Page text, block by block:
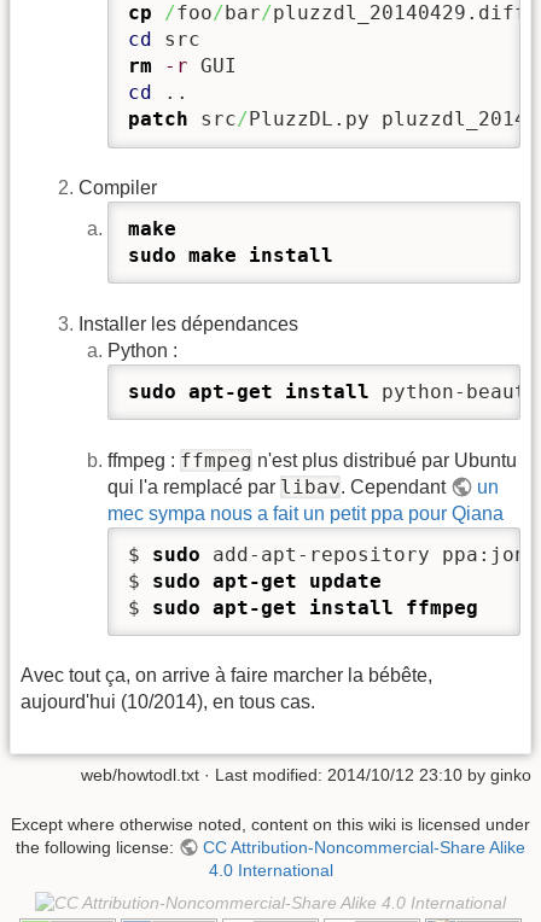
cp
/foo/ bar/
cd
rm
-r
cd
patch src/ PluzzDL.py
Compiler
make
sudo make install
Installer les dépendances
Python :
sudo apt-get install python-
ffmpeg : ffmpeg n'est plus distribué par Ubuntu
qui l'a remplacé par libav. Cependant
un
mec sympa nous a fait un petit ppa pour Qiana
$ sudo add-apt-repository ppa:jon-
$ sudo apt-get update
$ sudo apt-get install ffmpeg
Avec tout ça, on arrive à faire marcher la bébête,
aujourd'hui (10/2014), en tous cas.
web/howtodl.txt · Last modified: 2014/10/12 23:10 by ginko
Except where otherwise noted, content on this wiki is licensed under
the following license:
CC Attribution-Noncommercial-Share Alike
4.0 International